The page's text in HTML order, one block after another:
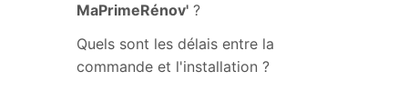
MaPrimeRénov' ?
Quels sont les délais entre la
commande et l'installation ?